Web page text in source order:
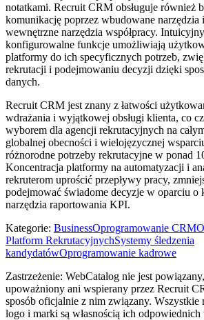
notatkami. Recruit CRM obsługuje również
komunikację poprzez wbudowane narzędzia
wewnętrzne narzędzia współpracy.
konfigurowalne funkcje umożliwiają
platformy do ich specyficznych potrzeb,
rekrutacji i podejmowaniu decyzji dzięki
danych.
Recruit CRM jest znany z łatwości
wdrażania i wyjątkowej obsługi klienta, co
wyborem dla agencji rekrutacyjnych na
globalnej obecności i wielojęzycznej
różnorodne potrzeby rekrutacyjne w ponad
Koncentracja platformy na automatyzacji i
rekruterom uprościć przepływy pracy,
podejmować świadome decyzje w oparciu o
narzędzia raportowania KPI.
Kategorie: BusinessOprogramowanie CRM
Platform RekrutacyjnychSystemy śledzenia
kandydatówOprogramowanie kadrowe
Zastrzeżenie: WebCatalog nie jest
upoważniony ani wspierany przez Recruit
sposób oficjalnie z nim związany. Wszystkie
logo i marki są własnością ich odpowiednich